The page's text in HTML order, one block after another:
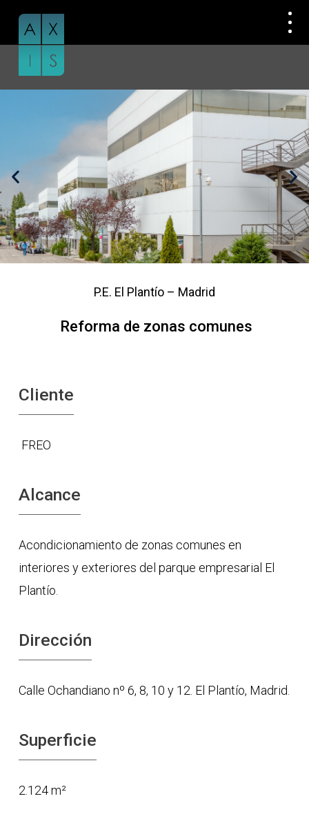
content
P.E. El Plantío – Madrid
Reforma de zonas comunes
Cliente
FREO
Alcance
Acondicionamiento de zonas comunes en
interiores y exteriores del parque empresarial El
Plantío.
Dirección
Calle Ochandiano nº 6, 8, 10 y 12. El Plantío, Madrid.
Superficie
2.124 m²